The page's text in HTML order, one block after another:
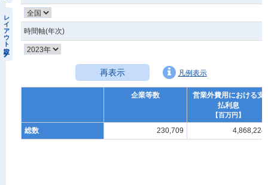
レイアウト設定 時間軸(年次)
再表示 凡例表示
企業等数
営業外費用における支
払利息
【百万円】
総数 230,709 4,868,224